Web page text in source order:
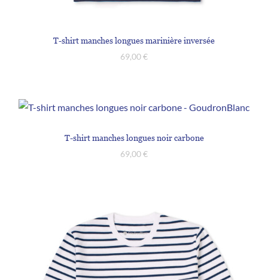
T-shirt manches longues marinière inversée
69,00€
T-shirt manches longues noir carbone
69,00€